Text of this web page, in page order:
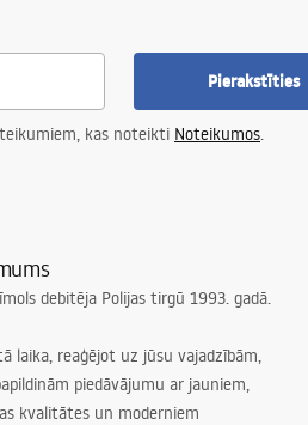
Pierakstīties
kas noteikti Noteikumos.
debitēja Polijas tirgū 1993. gadā.
laika, reaģējot uz jūsu vajadzībām,
piedāvājumu ar jauniem,
kvalitātes un moderniem